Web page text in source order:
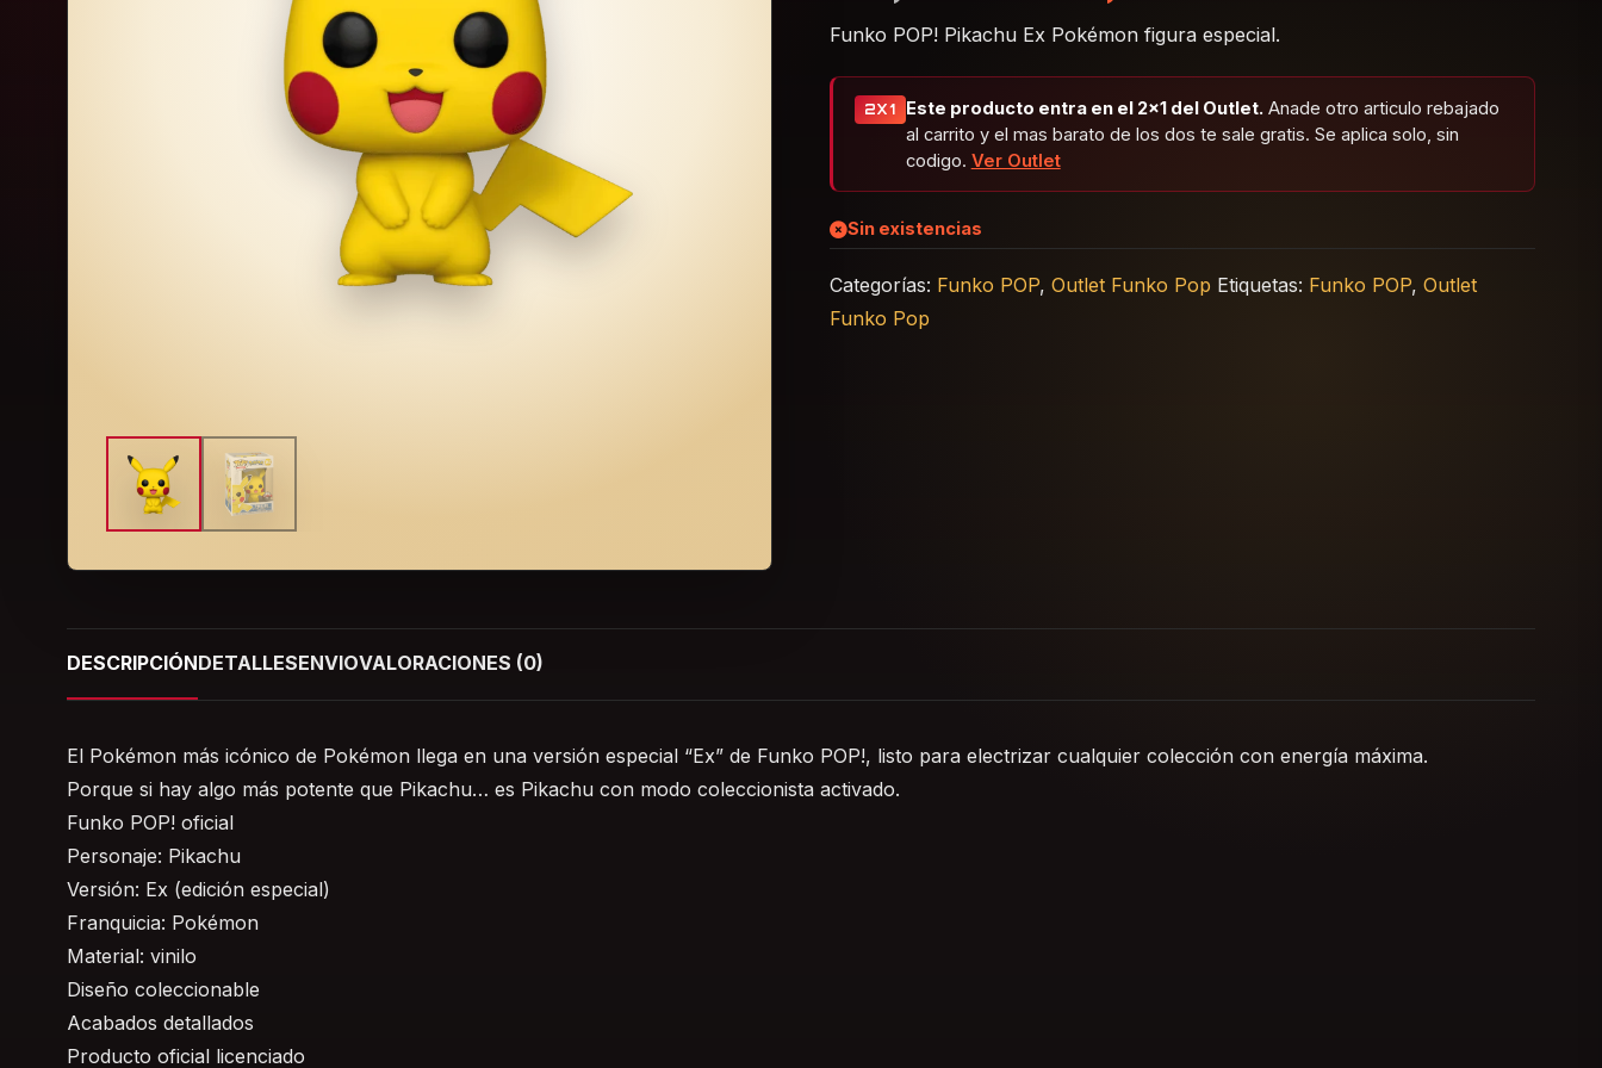
Funko POP! Pikachu Ex Pokémon figura especial.
2X1 Este producto entra en el 2x1 del Outlet. Anade otro articulo rebajado
al carrito y el mas barato de los dos te sale gratis. Se aplica solo, sin
codigo. Ver Outlet
Sin existencias
Categorías: Funko POP, Outlet Funko Pop Etiquetas: Funko POP, Outlet
Funko Pop
DESCRIPCIÓNDETALLESENVIOVALORACIONES (0)
El Pokémon más icónico de Pokémon llega en una versión especial “Ex” de Funko POP!, listo para electrizar cualquier colección con energía máxima.
Porque si hay algo más potente que Pikachu… es Pikachu con modo coleccionista activado.
Funko POP! oficial
Personaje: Pikachu
Versión: Ex (edición especial)
Franquicia: Pokémon
Material: vinilo
Diseño coleccionable
Acabados detallados
Producto oficial licenciado